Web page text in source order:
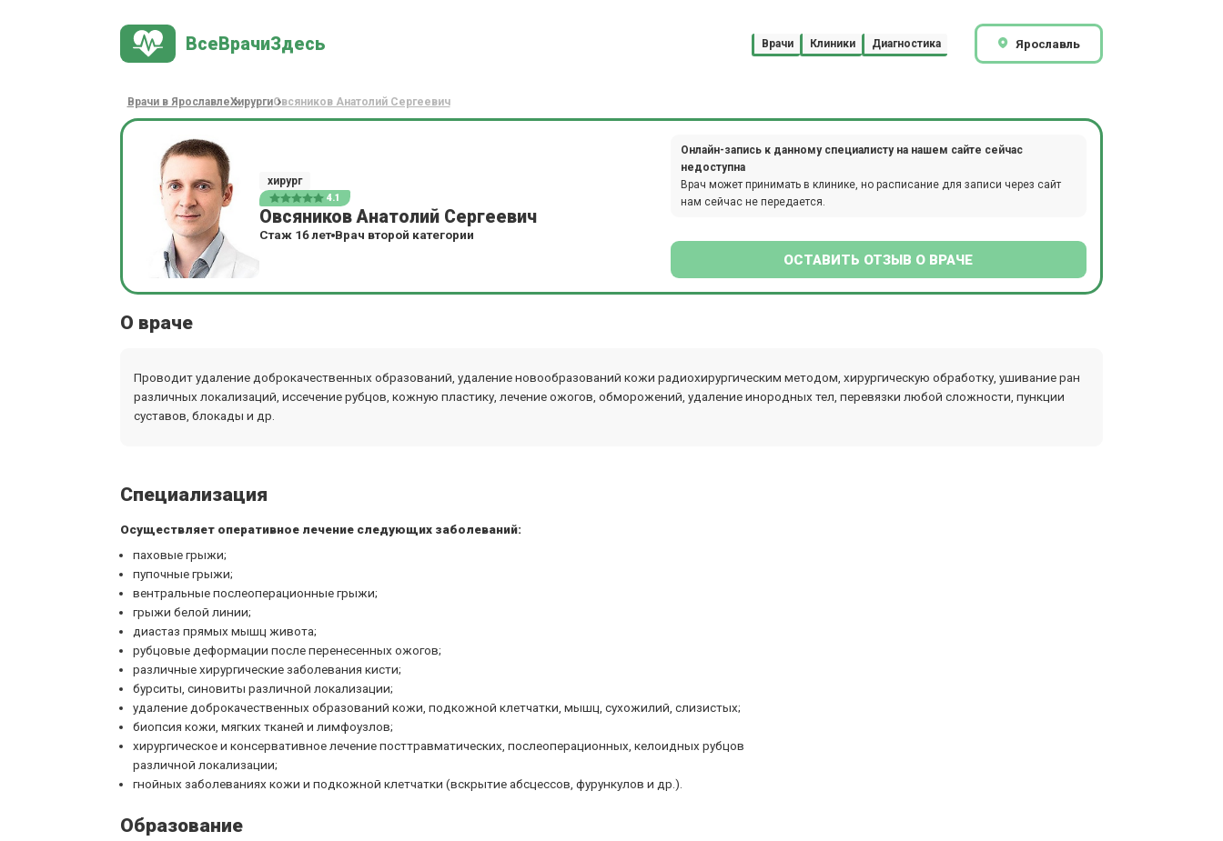
ВсеВрачиЗдесь Врачи Клиники Диагностика Ярославль
Врачи в ЯрославлеХирургиОвсяников Анатолий Сергеевич
хирург
4.1
Овсяников Анатолий Сергеевич
Стаж 16 лет Врач второй категории
Онлайн-запись к данному специалисту на нашем сайте сейчас
недоступна
Врач может принимать в клинике, но расписание для записи через сайт
нам сейчас не передается.
ОСТАВИТЬ ОТЗЫВ О ВРАЧЕ
О враче
Проводит удаление доброкачественных образований, удаление новообразований кожи радиохирургическим методом, хирургическую обработку, ушивание ран
различных локализаций, иссечение рубцов, кожную пластику, лечение ожогов, обморожений, удаление инородных тел, перевязки любой сложности, пункции
суставов, блокады и др.
Специализация
Осуществляет оперативное лечение следующих заболеваний:
паховые грыжи;
пупочные грыжи;
вентральные послеоперационные грыжи;
грыжи белой линии;
диастаз прямых мышц живота;
рубцовые деформации после перенесенных ожогов;
различные хирургические заболевания кисти;
бурситы, синовиты различной локализации;
удаление доброкачественных образований кожи, подкожной клетчатки, мышц, сухожилий, слизистых;
биопсия кожи, мягких тканей и лимфоузлов;
хирургическое и консервативное лечение посттравматических, послеоперационных, келоидных рубцов
различной локализации;
гнойных заболеваниях кожи и подкожной клетчатки (вскрытие абсцессов, фурункулов и др.).
Образование